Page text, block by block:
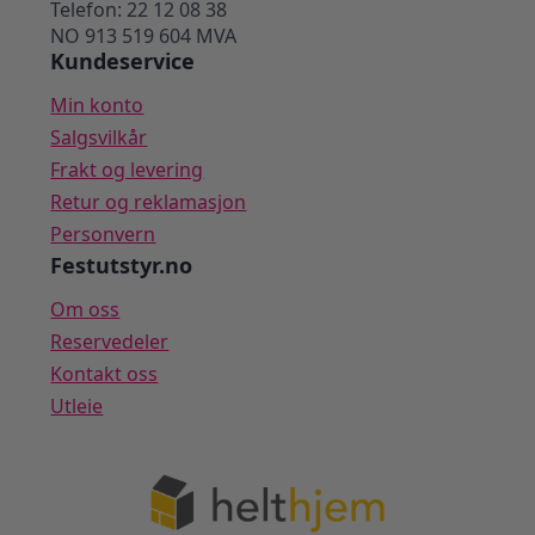
Telefon: 22 12 08 38
NO 913 519 604 MVA
Kundeservice
Min konto
Salgsvilkår
Frakt og levering
Retur og reklamasjon
Personvern
Festutstyr.no
Om oss
Reservedeler
Kontakt oss
Utleie